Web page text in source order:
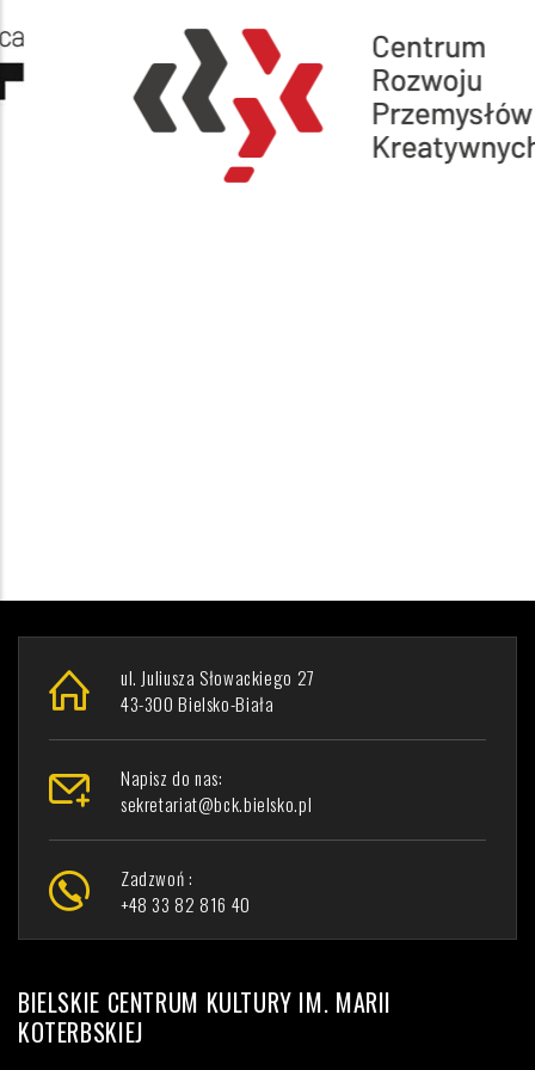
ul. Juliusza Słowackiego 27
43-300 Bielsko-Biała
Napisz do nas:
sekretariat@bck.bielsko.pl
Zadzwoń :
+48 33 82 816 40
BIELSKIE CENTRUM KULTURY IM. MARII
KOTERBSKIEJ